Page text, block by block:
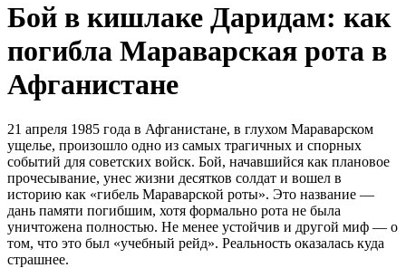
Бой в кишлаке Даридам: как
погибла Мараварская рота в
Афганистане
21 апреля 1985 года в Афганистане, в глухом Мараварском
ущелье, произошло одно из самых трагичных и спорных
событий для советских войск. Бой, начавшийся как плановое
прочесывание, унес жизни десятков солдат и вошел в
историю как «гибель Мараварской роты». Это название —
дань памяти погибшим, хотя формально рота не была
уничтожена полностью. Не менее устойчив и другой миф — о
том, что это был «учебный рейд». Реальность оказалась куда
страшнее.